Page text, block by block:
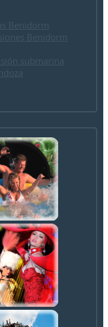
Benidorm
Benidorm
submarina